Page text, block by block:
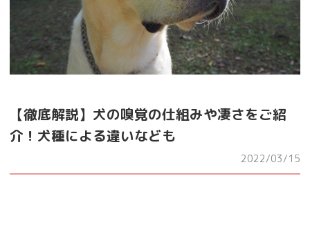
エンタメ
【徹底解説】犬の嗅覚の仕組みや凄さをご紹
介！犬種による違いなども
2022/03/15